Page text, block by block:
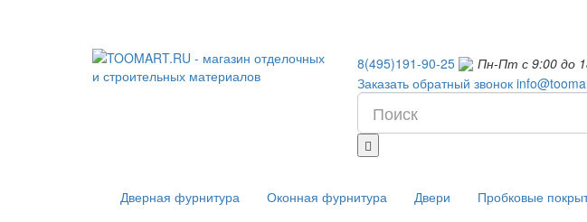
8(495)191-90-25
Пн-Пт с 9:00 до
Заказать обратный звонок
Дверная фурнитура Оконная фурнитура Двери Пробковые